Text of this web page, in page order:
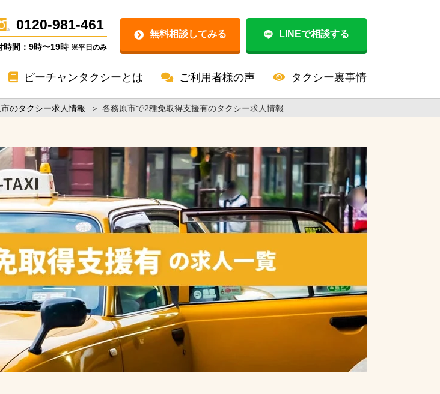
0120-981-461
時間：9時〜19時※平日のみ
無料相談してみる LINEで相談する
ピーチャンタクシーとは ご利用者様の声 タクシー裏事情
のタクシー求人情報 ＞ 各務原市で2種免取得支援有のタクシー求人情報